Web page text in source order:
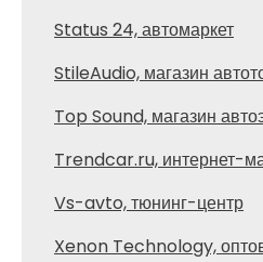
Status 24, автомаркет
StileAudio, магазин
Top Sound, магазин
Trendcar.ru, интернет-
Vs-avto, тюнинг-центр
Xenon Technology,